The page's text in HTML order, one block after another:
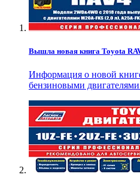
Вышла новая книга Toyota
Информация о новой
бензиновыми